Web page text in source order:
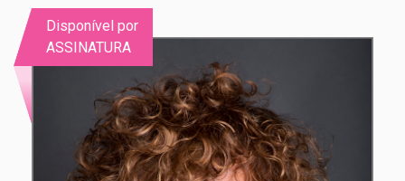
Disponível por
ASSINATURA